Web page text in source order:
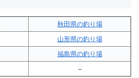
秋田県の釣り場
山形県の釣り場
福島県の釣り場
–